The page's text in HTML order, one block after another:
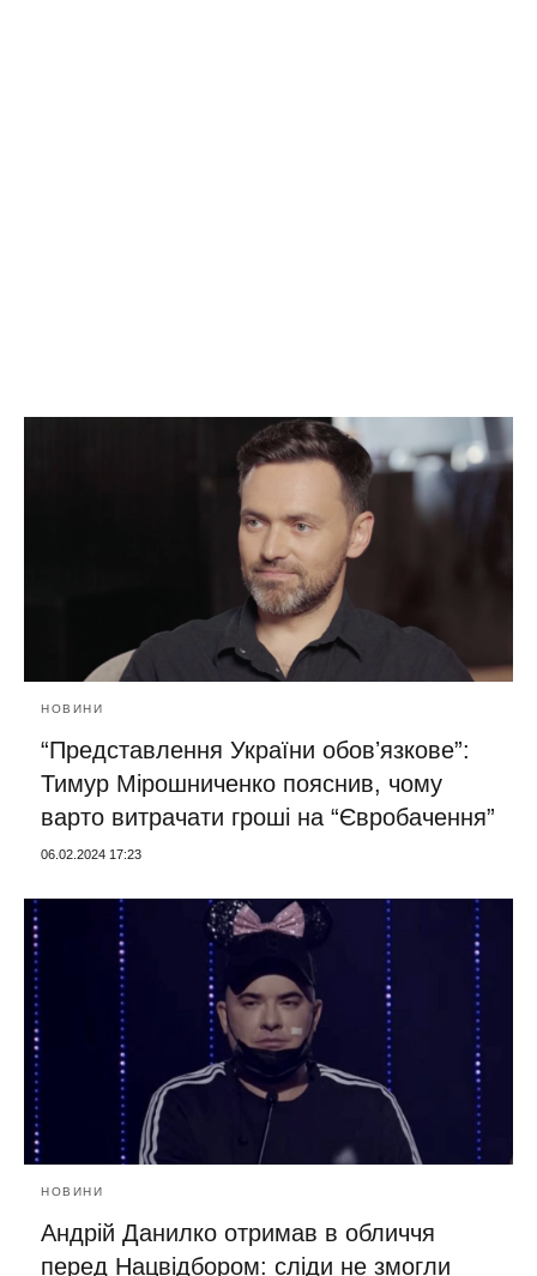
НОВИНИ
“Представлення України обовʼязкове”:
Тимур Мірошниченко пояснив, чому
варто витрачати гроші на “Євробачення”
06.02.2024 17:23
НОВИНИ
Андрій Данилко отримав в обличчя
перед Нацвідбором: сліди не змогли